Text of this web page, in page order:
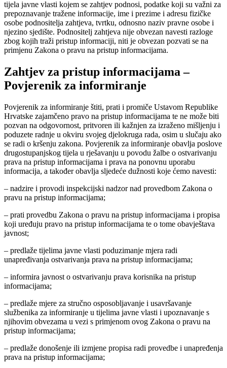
tijela javne vlasti kojem se zahtjev podnosi, podatke koji su važni za
prepoznavanje tražene informacije, ime i prezime i adresu fizičke
osobe podnositelja zahtjeva, tvrtku, odnosno naziv pravne osobe i
njezino sjedište. Podnositelj zahtjeva nije obvezan navesti razloge
zbog kojih traži pristup informaciji, niti je obvezan pozvati se na
primjenu Zakona o pravu na pristup informacijama.
Zahtjev za pristup informacijama –
Povjerenik za informiranje
Povjerenik za informiranje štiti, prati i promiče Ustavom Republike
Hrvatske zajamčeno pravo na pristup informacijama te ne može biti
pozvan na odgovornost, pritvoren ili kažnjen za izraženo mišljenju i
poduzete radnje u okviru svojeg djelokruga rada, osim u slučaju ako
se radi o kršenju zakona. Povjerenik za informiranje obavlja poslove
drugostupanjskog tijela u rješavanju u povodu žalbe o ostvarivanju
prava na pristup informacijama i prava na ponovnu uporabu
informacija, a također obavlja sljedeće dužnosti koje ćemo navesti:
– nadzire i provodi inspekcijski nadzor nad provedbom Zakona o
pravu na pristup informacijama;
– prati provedbu Zakona o pravu na pristup informacijama i propisa
koji uređuju pravo na pristup informacijama te o tome obavještava
javnost;
– predlaže tijelima javne vlasti poduzimanje mjera radi
unapređivanja ostvarivanja prava na pristup informacijama;
– informira javnost o ostvarivanju prava korisnika na pristup
informacijama;
– predlaže mjere za stručno osposobljavanje i usavršavanje
službenika za informiranje u tijelima javne vlasti i upoznavanje s
njihovim obvezama u vezi s primjenom ovog Zakona o pravu na
pristup informacijama;
– predlaže donošenje ili izmjene propisa radi provedbe i unapređenja
prava na pristup informacijama;